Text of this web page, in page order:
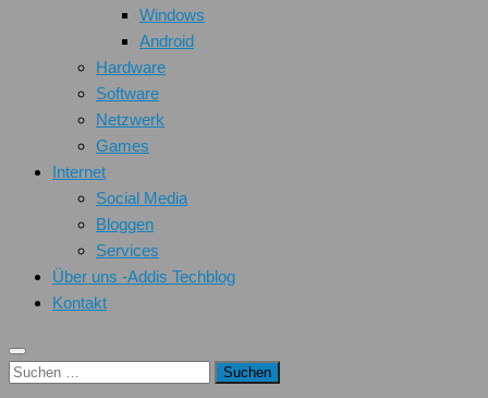
Windows
Android
Hardware
Software
Netzwerk
Games
Internet
Social Media
Bloggen
Services
Über uns -Addis Techblog
Kontakt
Suchen